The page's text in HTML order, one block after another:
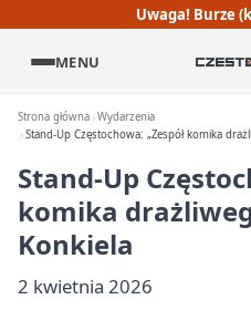
Uwaga! Burze
MENU
Strona główna Wydarzenia
Stand-Up Częstochowa: „Zespół komika
Stand-Up
komika
Konkiela
2 kwietnia 2026